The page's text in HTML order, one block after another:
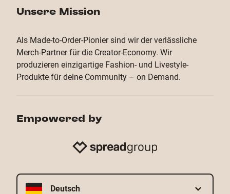
Unsere Mission
Als Made-to-Order-Pionier sind wir der verlässliche
Merch-Partner für die Creator-Economy. Wir
produzieren einzigartige Fashion- und Livestyle-
Produkte für deine Community – on Demand.
Empowered by
Deutsch